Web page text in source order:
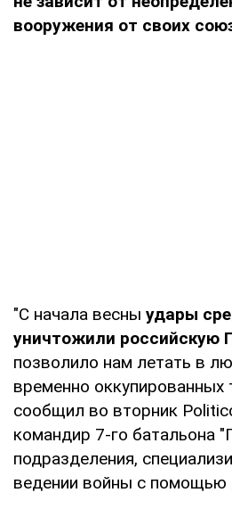
вооружения от своих
"С начала весны удары
уничтожили российскую
позволило нам летать в
временно оккупированных
сообщил во вторник
командир 7-го батальона
подразделения,
ведении войны с помощью